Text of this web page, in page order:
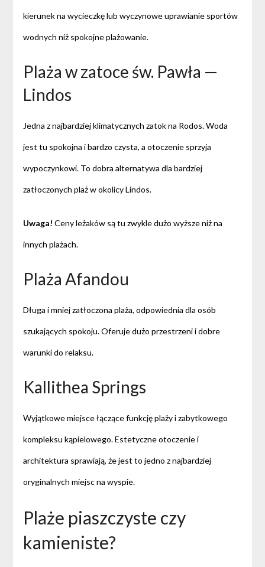
kierunek na wycieczkę lub wyczynowe uprawianie sportów
wodnych niż spokojne plażowanie.
Plaża w zatoce św. Pawła —
Lindos
Jedna z najbardziej klimatycznych zatok na Rodos. Woda
jest tu spokojna i bardzo czysta, a otoczenie sprzyja
wypoczynkowi. To dobra alternatywa dla bardziej
zatłoczonych plaż w okolicy Lindos.
Uwaga! Ceny leżaków są tu zwykle dużo wyższe niż na
innych plażach.
Plaża Afandou
Długa i mniej zatłoczona plaża, odpowiednia dla osób
szukających spokoju. Oferuje dużo przestrzeni i dobre
warunki do relaksu.
Kallithea Springs
Wyjątkowe miejsce łączące funkcję plaży i zabytkowego
kompleksu kąpielowego. Estetyczne otoczenie i
architektura sprawiają, że jest to jedno z najbardziej
oryginalnych miejsc na wyspie.
Plaże piaszczyste czy
kamieniste?